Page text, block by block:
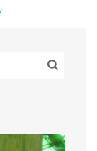
z.s.